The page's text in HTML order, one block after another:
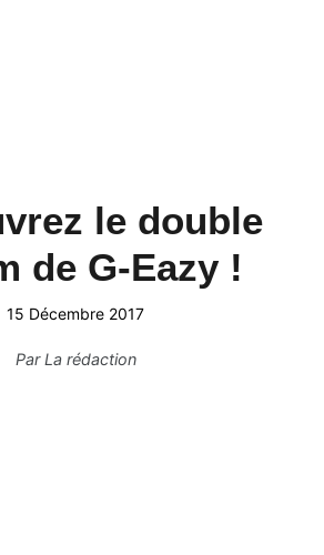
le double
de G-Eazy !
15 Décembre 2017
ParLa rédaction